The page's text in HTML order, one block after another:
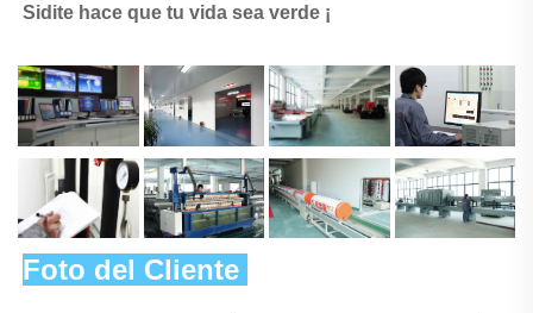
Sidite hace que tu vida sea verde ¡
Foto del Cliente